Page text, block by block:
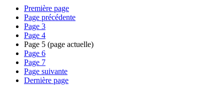
Première page
Page précédente
Page 3
Page 4
Page 5 (page actuelle)
Page 6
Page 7
Page suivante
Dernière page